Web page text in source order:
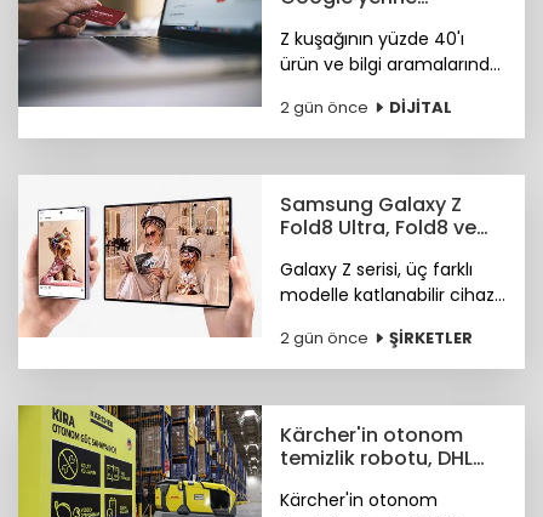
yapıyor
Z kuşağının yüzde 40'ı
ürün ve bilgi aramalarında
Araştırma ayrıca
Instagram ve TikTok'un
önde olduğunu öne
çıkardı.
2 gün önce DİJİTAL
Samsung Galaxy Z
Fold8 Ultra, Fold8 ve
marketlerde
Galaxy Z serisi, üç farklı
modelle katlanabilir cihaz
sayfa açıyor.
2 gün önce ŞİRKETLER
Kärcher'in otonom
temizlik robotu, DHL
Kärcher'in otonom